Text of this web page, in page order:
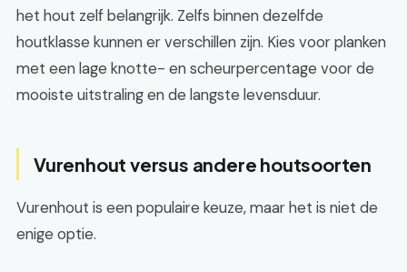
het hout zelf belangrijk. Zelfs binnen dezelfde
houtklasse kunnen er verschillen zijn. Kies voor planken
met een lage knotte- en scheurpercentage voor de
mooiste uitstraling en de langste levensduur.
Vurenhout versus andere houtsoorten
Vurenhout is een populaire keuze, maar het is niet de
enige optie.